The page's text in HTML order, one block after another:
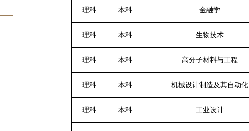
理科 本科 金融学
理科 本科 生物技术
理科 本科 高分子材料与工程
理科 本科 机械设计制造及其自动化
理科 本科 工业设计